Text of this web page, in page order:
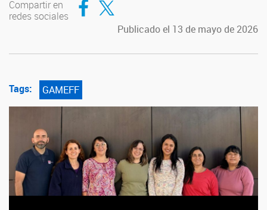
Compartir en
redes sociales
Publicado el 13 de mayo de 2026
Tags: GAMEFF